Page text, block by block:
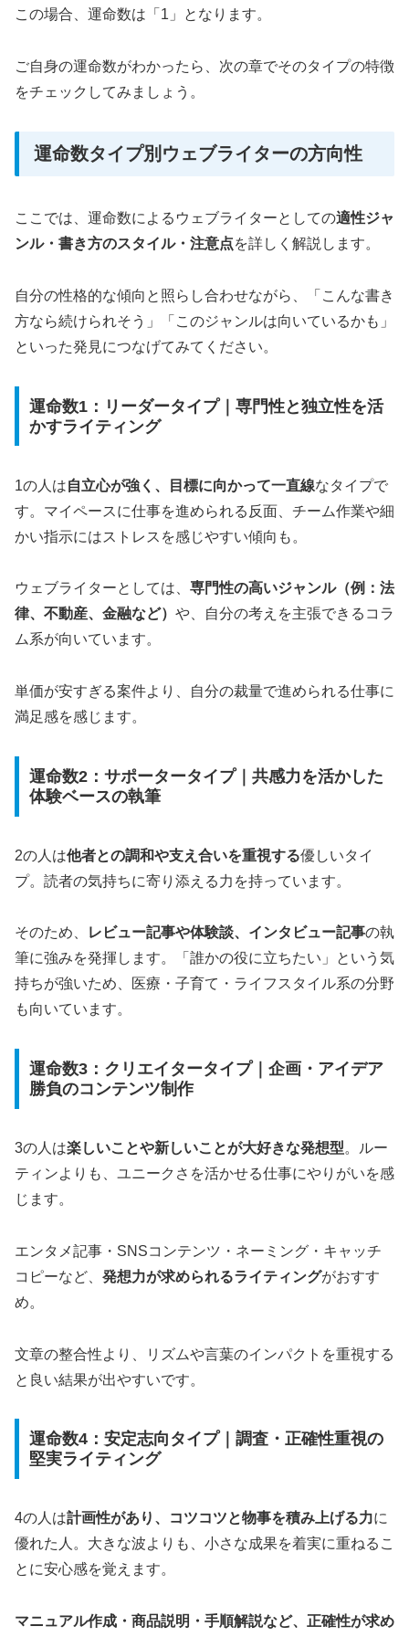
この場合、運命数は「1」となります。
ご自身の運命数がわかったら、次の章でそのタイプの特徴
をチェックしてみましょう。
運命数タイプ別ウェブライターの方向性
ここでは、運命数によるウェブライターとしての適性ジャ
ンル・書き方のスタイル・注意点を詳しく解説します。
自分の性格的な傾向と照らし合わせながら、「こんな書き
方なら続けられそう」「このジャンルは向いているかも」
といった発見につなげてみてください。
運命数1：リーダータイプ｜専門性と独立性を活
かすライティング
1の人は自立心が強く、目標に向かって一直線なタイプで
す。マイペースに仕事を進められる反面、チーム作業や細
かい指示にはストレスを感じやすい傾向も。
ウェブライターとしては、 専門性の高いジャンル（例：法
律、不動産、金融など） や、自分の考えを主張できるコラ
ム系が向いています。
単価が安すぎる案件より、自分の裁量で進められる仕事に
満足感を感じます。
運命数2：サポータータイプ｜共感力を活かした
体験ベースの執筆
2の人は他者との調和や支え合いを重視する優しいタイ
プ。読者の気持ちに寄り添える力を持っています。
そのため、 レビュー記事や体験談、インタビュー記事の執
筆に強みを発揮します。「誰かの役に立ちたい」という気
持ちが強いため、医療・子育て・ライフスタイル系の分野
も向いています。
運命数3：クリエイタータイプ｜企画・アイデア
勝負のコンテンツ制作
3の人は楽しいことや新しいことが大好きな発想型。ルー
ティンよりも、ユニークさを活かせる仕事にやりがいを感
じます。
エンタメ記事・SNSコンテンツ・ネーミング・キャッチ
コピーなど、 発想力が求められるライティングがおすす
め。
文章の整合性より、リズムや言葉のインパクトを重視する
と良い結果が出やすいです。
運命数4：安定志向タイプ｜調査・正確性重視の
堅実ライティング
4の人は計画性があり、コツコツと物事を積み上げる力に
優れた人。大きな波よりも、小さな成果を着実に重ねるこ
とに安心感を覚えます。
マニュアル作成・商品説明・手順解説など、正確性が求め